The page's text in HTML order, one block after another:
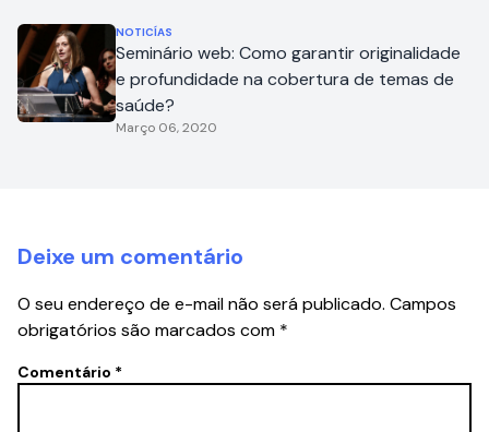
NOTICÍAS
Seminário web: Como garantir originalidade
e profundidade na cobertura de temas de
saúde?
Março 06, 2020
Deixe um comentário
O seu endereço de e-mail não será publicado. Campos
obrigatórios são marcados com *
Comentário *